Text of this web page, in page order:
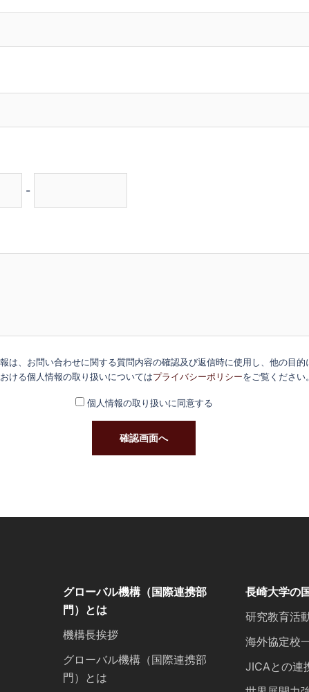
-
は、お問い合わせに関する質問内容の確認及び返信時に使用し、他の目的
ける個人情報の取り扱いについてはプライバシーポリシーをご覧ください。
個人情報の取り扱いに同意する
グローバル機構（国際連携部
門）とは
機構長挨拶
グローバル機構（国際連携部
門）とは
長崎大学の
研究教育活
海外協定校
JICAとの連